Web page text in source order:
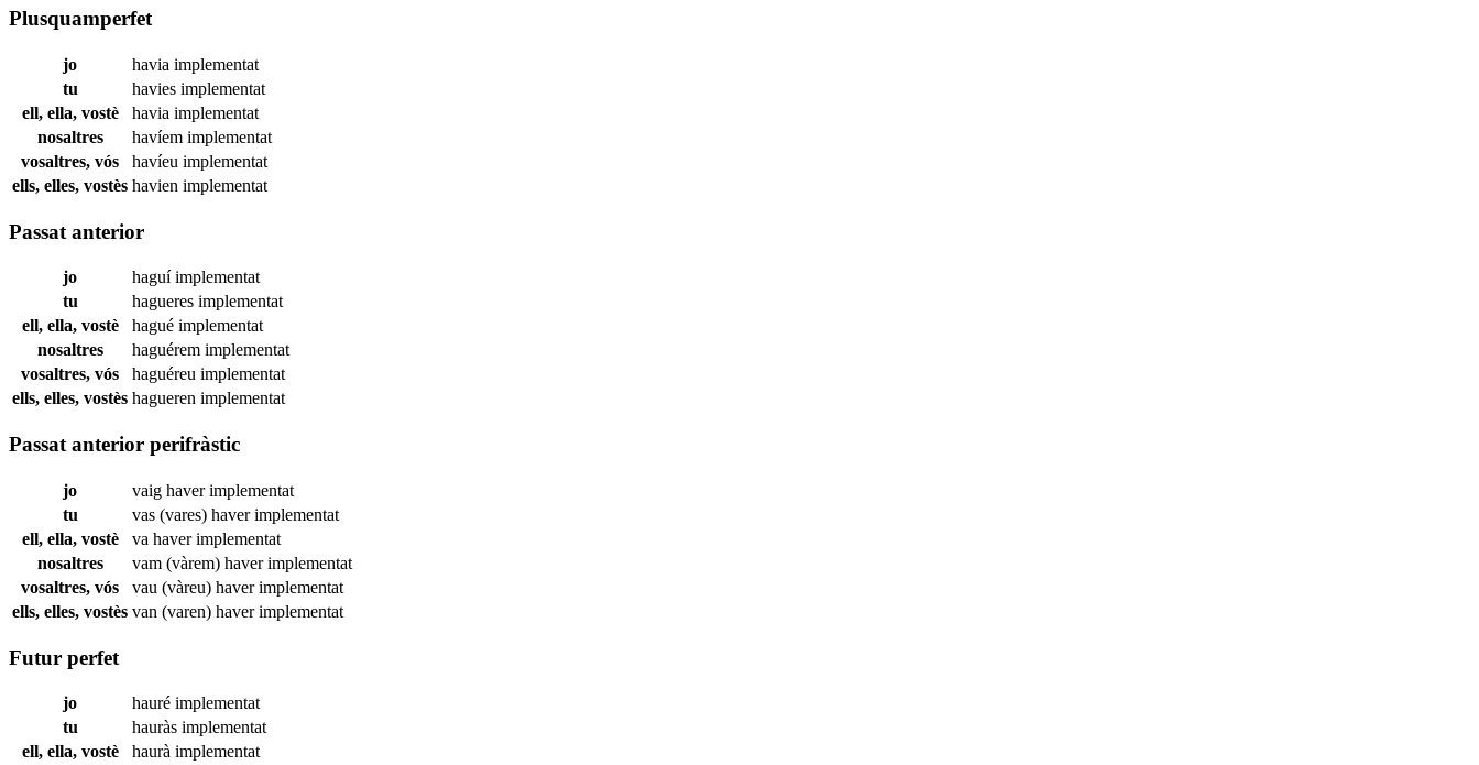
Plusquamperfet
jo havia implementat
tu
havies implementat
ell, ella, vostè
havia implementat
nosaltres
havíem implementat
vosaltres, vós
havíeu implementat
ells, elles, vostès havien implementat
Passat anterior
jo haguíimplementat
tu
hagueres implementat
ell, ella, vostè
hagué implementat
nosaltres
haguérem implementat
vosaltres, vós
haguéreu implementat
ells, elles, vostès hagueren implementat
Passat anterior perifràstic
jo vaig haverimplementat
tu
vas (vares) haverimplementat
ell, ella, vostè
va haverimplementat
nosaltres
vam (vàrem) haverimplementat
vosaltres, vós
vau (vàreu) haverimplementat
ells, elles, vostès van (varen) haverimplementat
Futur perfet
jo hauré implementat
tu
hauràs implementat
ell, ella, vostè
haurà implementat